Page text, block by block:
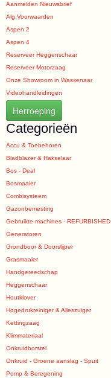
Aanmelden Nieuwsbrief
Alg.Voorwaarden
Aspen 2
Aspen 4
Reserveer Heggenschaar
Reserveer Motorzaag
Onze Showroom in Wassenaar
Videohandleidingen
Herroeping
Categorieën
Accu & Toebehoren
Bladblazer & Hakselaar
Bos - Deal
Bosmaaier
Combisysteem
Gazonbemesting
Gebruikte machines - REFURBISHED
Generatoren
Grondboor & Doorslijper
Grasmaaier
Handgereedschap
Heggenschaar
Houtklover
Hogedrukreiniger & Alleszuiger
Kettingzaag
Klimmateriaal
Onkruidborstel
Onkruid - Groene aanslag - Spuit
Pomp & Beregening